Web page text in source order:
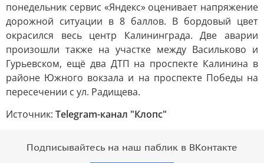
понедельник сервис «Яндекс» оценивает напряжение
дорожной ситуации в 8 баллов. В бордовый цвет
окрасился весь центр Калининграда. Две аварии
произошли также на участке между Васильково и
Гурьевском, ещё два ДТП на проспекте Калинина в
районе Южного вокзала и на проспекте Победы на
пересечении с ул. Радищева.
Источник: Telegram-канал "Клопс"
Подписывайтесь на наш паблик в ВКонтакте